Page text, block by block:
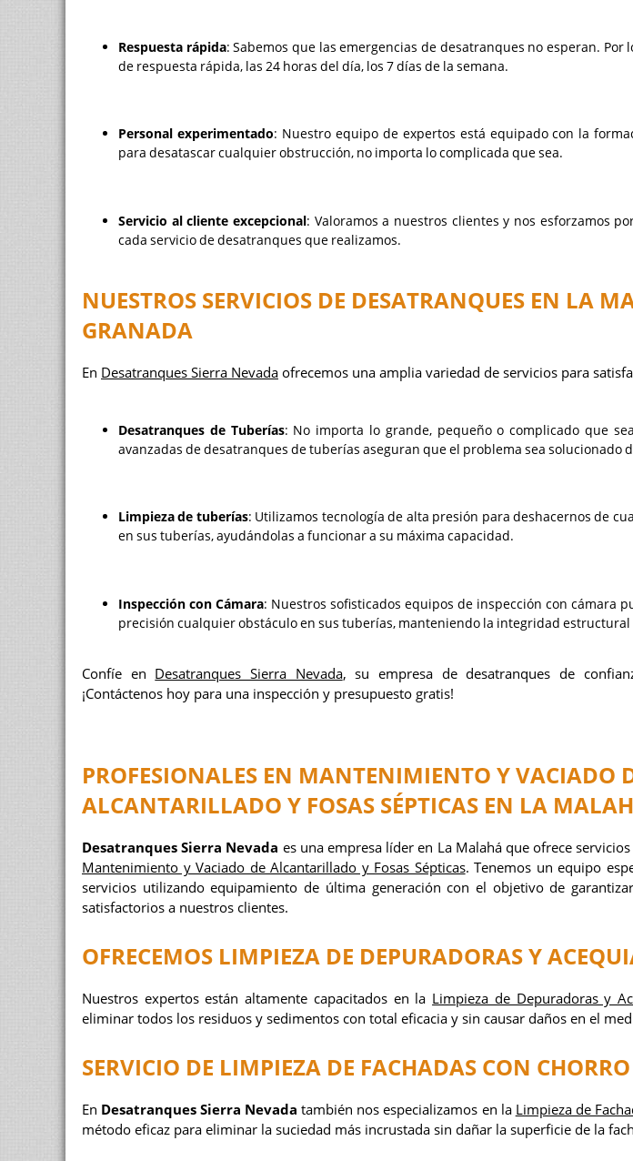
Respuesta rápida: Sabemos que las emergencias de desatranques no esperan. Por
de respuesta rápida, las 24 horas del día, los 7 días de la semana.
Personal experimentado: Nuestro equipo de expertos está equipado con la
para desatascar cualquier obstrucción, no importa lo complicada que sea.
Servicio al cliente excepcional: Valoramos a nuestros clientes y nos esforzamos
cada servicio de desatranques que realizamos.
NUESTROS SERVICIOS DE DESATRANQUES EN LA
GRANADA
En Desatranques Sierra Nevada ofrecemos una amplia variedad de servicios para
Desatranques de Tuberías: No importa lo grande, pequeño o complicado que
avanzadas de desatranques de tuberías aseguran que el problema sea solucionado
Limpieza de tuberías: Utilizamos tecnología de alta presión para deshacernos de
en sus tuberías, ayudándolas a funcionar a su máxima capacidad.
Inspección con Cámara: Nuestros sofisticados equipos de inspección con cámara
precisión cualquier obstáculo en sus tuberías, manteniendo la integridad estructural
Confíe en Desatranques Sierra Nevada, su empresa de desatranques de
¡Contáctenos hoy para una inspección y presupuesto gratis!
PROFESIONALES EN MANTENIMIENTO Y VACIADO
ALCANTARILLADO Y FOSAS SÉPTICAS EN LA
Desatranques Sierra Nevada es una empresa líder en La Malahá que ofrece
Mantenimiento y Vaciado de Alcantarillado y Fosas Sépticas. Tenemos un equipo
servicios utilizando equipamiento de última generación con el objetivo de
satisfactorios a nuestros clientes.
OFRECEMOS LIMPIEZA DE DEPURADORAS Y
Nuestros expertos están altamente capacitados en la Limpieza de Depuradoras y
eliminar todos los residuos y sedimentos con total eficacia y sin causar daños en el
SERVICIO DE LIMPIEZA DE FACHADAS CON
En Desatranques Sierra Nevada también nos especializamos en la Limpieza de
método eficaz para eliminar la suciedad más incrustada sin dañar la superficie de la